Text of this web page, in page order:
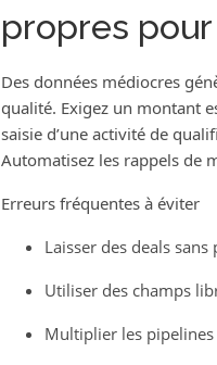
propres
Des données médiocres
qualité. Exigez un montant
saisie d’une activité de
Automatisez les rappels de
Erreurs fréquentes à éviter
Laisser des deals
Utiliser des champs
Multiplier les